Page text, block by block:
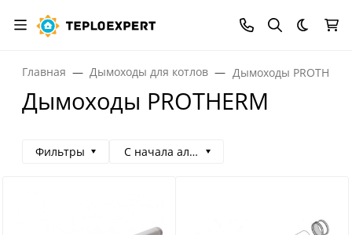
Темная
Главная Дымоходы для котлов Дымоходы PROTHERM
Дымоходы PROTHERM
Фильтры С начала алфавита